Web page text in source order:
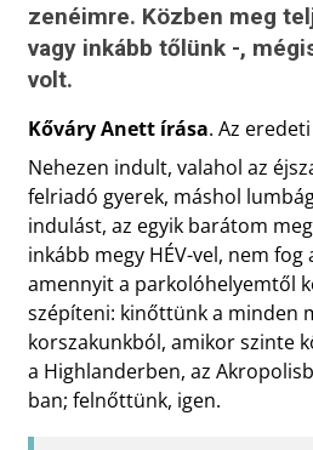
zenéimre. Közben meg
vagy inkább tőlünk -,
volt.
Kőváry Anett írása. Az
Nehezen indult, valahol az
felriadó gyerek, máshol
indulást, az egyik barátom
inkább megy HÉV-vel, nem
amennyit a parkolóhelyemtől
szépíteni: kinőttünk a minden
korszakunkból, amikor szinte
a Highlanderben, az
ban; felnőttünk, igen.